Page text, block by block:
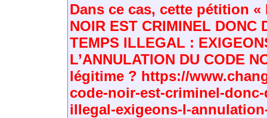
Dans ce cas, cette pétition «
NOIR EST CRIMINEL DONC
TEMPS ILLEGAL :
L’ANNULATION DU CODE
légitime ? https://
code-noir-est-criminel-
illegal-exigeons-l-